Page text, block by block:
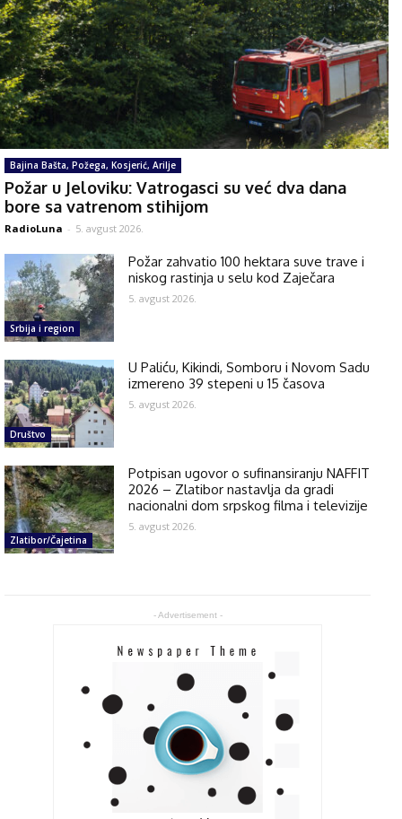
Bajina Bašta, Požega, Kosjerić, Arilje
Požar u Jeloviku: Vatrogasci su već dva dana
bore sa vatrenom stihijom
RadioLuna - 5. avgust 2026.
Srbija i region
Požar zahvatio 100 hektara suve trave i
niskog rastinja u selu kod Zaječara
5. avgust 2026.
Društvo
U Paliću, Kikindi, Somboru i Novom Sadu
izmereno 39 stepeni u 15 časova
5. avgust 2026.
Zlatibor/Čajetina
Potpisan ugovor o sufinansiranju NAFFIT
2026 – Zlatibor nastavlja da gradi
nacionalni dom srpskog filma i televizije
5. avgust 2026.
- Advertisement -